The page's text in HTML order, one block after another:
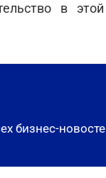
в
бизнес-